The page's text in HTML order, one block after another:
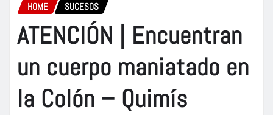
HOME SUCESOS
ATENCIÓN | Encuentran
un cuerpo maniatado en
la Colón – Quimís